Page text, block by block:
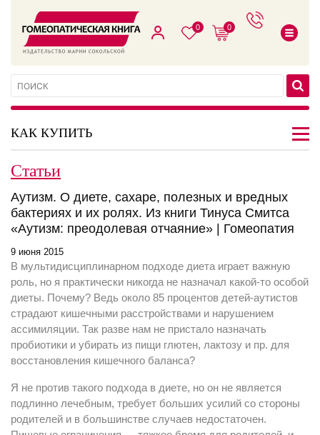
0 0
КАК КУПИТЬ
Статьи
Аутизм. О диете, сахаре, полезных и вредных
бактериях и их ролях. Из книги Тинуса Смитса
«Аутизм: преодолевая отчаяние» | Гомеопатия
9 июня 2015
В мультидисциплинарном подходе диета играет важную
роль, но я практически никогда не назначал какой-то особой
диеты. Почему? Ведь около 85 процентов детей-аутистов
страдают кишечными расстройствами и нарушением
ассимиляции. Так разве нам не пристало назначать
пробиотики и убирать из пищи глютен, лактозу и пр. для
восстановления кишечного баланса?
Я не против такого подхода в диете, но он не является
подлинно лечебным, требует больших усилий со стороны
родителей и в большинстве случаев недостаточен.